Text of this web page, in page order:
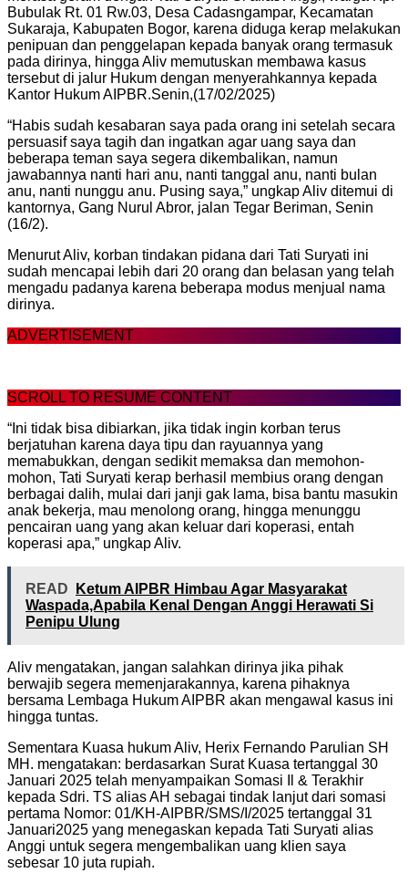
Bubulak Rt. 01 Rw.03, Desa Cadasngampar, Kecamatan
Sukaraja, Kabupaten Bogor, karena diduga kerap melakukan
penipuan dan penggelapan kepada banyak orang termasuk
pada dirinya, hingga Aliv memutuskan membawa kasus
tersebut di jalur Hukum dengan menyerahkannya kepada
Kantor Hukum AIPBR.Senin,(17/02/2025)
“Habis sudah kesabaran saya pada orang ini setelah secara
persuasif saya tagih dan ingatkan agar uang saya dan
beberapa teman saya segera dikembalikan, namun
jawabannya nanti hari anu, nanti tanggal anu, nanti bulan
anu, nanti nunggu anu. Pusing saya,” ungkap Aliv ditemui di
kantornya, Gang Nurul Abror, jalan Tegar Beriman, Senin
(16/2).
Menurut Aliv, korban tindakan pidana dari Tati Suryati ini
sudah mencapai lebih dari 20 orang dan belasan yang telah
mengadu padanya karena beberapa modus menjual nama
dirinya.
ADVERTISEMENT
SCROLL TO RESUME CONTENT
“Ini tidak bisa dibiarkan, jika tidak ingin korban terus
berjatuhan karena daya tipu dan rayuannya yang
memabukkan, dengan sedikit memaksa dan memohon-
mohon, Tati Suryati kerap berhasil membius orang dengan
berbagai dalih, mulai dari janji gak lama, bisa bantu masukin
anak bekerja, mau menolong orang, hingga menunggu
pencairan uang yang akan keluar dari koperasi, entah
koperasi apa,” ungkap Aliv.
READ
Ketum AIPBR Himbau Agar Masyarakat
Waspada,Apabila Kenal Dengan Anggi Herawati Si
Penipu Ulung
Aliv mengatakan, jangan salahkan dirinya jika pihak
berwajib segera memenjarakannya, karena pihaknya
bersama Lembaga Hukum AIPBR akan mengawal kasus ini
hingga tuntas.
Sementara Kuasa hukum Aliv, Herix Fernando Parulian SH
MH. mengatakan: berdasarkan Surat Kuasa tertanggal 30
Januari 2025 telah menyampaikan Somasi Il & Terakhir
kepada Sdri. TS alias AH sebagai tindak lanjut dari somasi
pertama Nomor: 01/KH-AIPBR/SMS/I/2025 tertanggal 31
Januari2025 yang menegaskan kepada Tati Suryati alias
Anggi untuk segera mengembalikan uang klien saya
sebesar 10 juta rupiah.